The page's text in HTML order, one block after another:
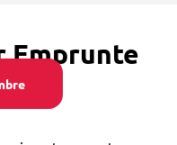
Emprunte